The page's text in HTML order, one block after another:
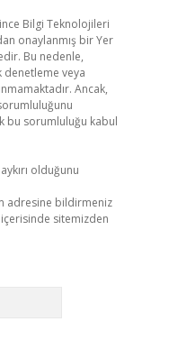
Bilgi Teknolojileri
onaylanmış bir Yer
Bu nedenle,
veya
Ancak,
bu sorumluluğu kabul
olduğunu
adresine bildirmeniz
sitemizden